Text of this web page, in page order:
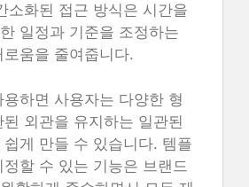
소화된 접근 방식은 시간을
일정과 기준을 조정하는
움을 줄여줍니다.
하면 사용자는 다양한 형
외관을 유지하는 일관된
쉽게 만들 수 있습니다. 템플
할 수 있는 기능은 브랜드